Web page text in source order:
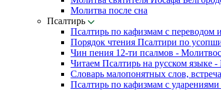
Молитва после сна
Псалтирь
Псалтирь по кафизмам с переводом
Порядок чтения Псалтири по
Чин пения 12-ти псалмов -
Читаем Псалтирь на русском языке
Словарь малопонятных слов,
Псалтирь по кафизмам с